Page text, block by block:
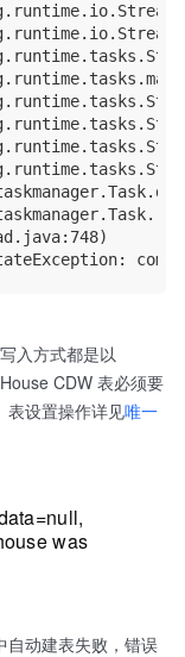
入方式都是以
CDW 表必须要
表设置操作详见唯一
was
自动建表失败，错误